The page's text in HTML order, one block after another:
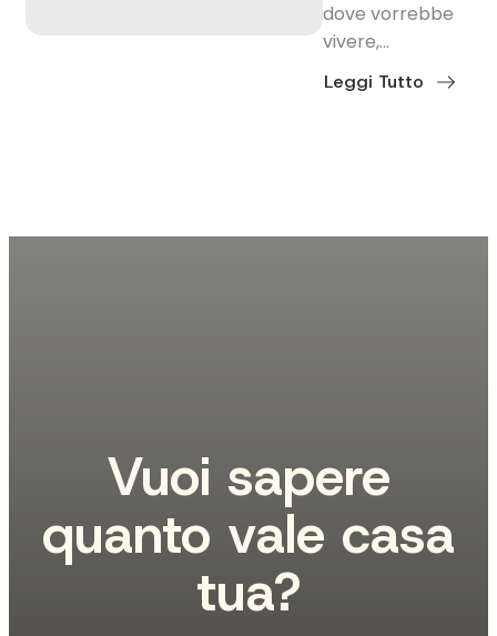
dove vorrebbe
vivere,…
Leggi Tutto
about
centro
Vuoi sapere
quanto vale casa
tua?